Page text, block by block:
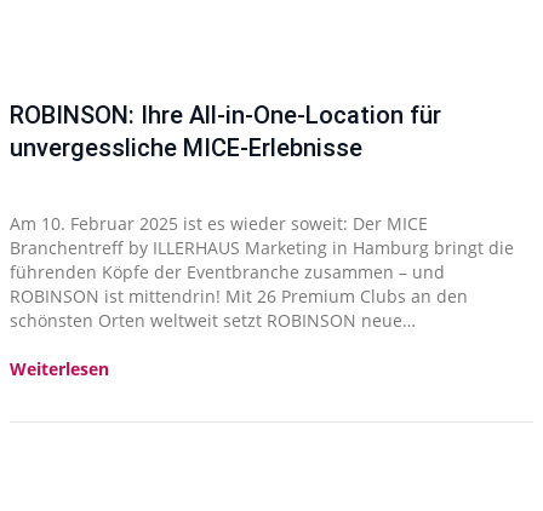
ROBINSON: Ihre All-in-One-Location für
unvergessliche MICE-Erlebnisse
Am 10. Februar 2025 ist es wieder soweit: Der MICE
Branchentreff by ILLERHAUS Marketing in Hamburg bringt die
führenden Köpfe der Eventbranche zusammen – und
ROBINSON ist mittendrin! Mit 26 Premium Clubs an den
schönsten Orten weltweit setzt ROBINSON neue…
Weiterlesen